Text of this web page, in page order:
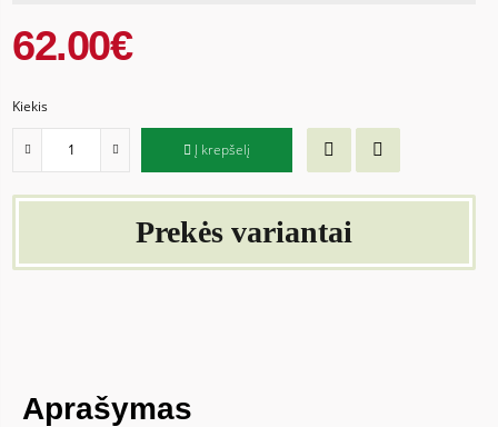
62.00€
Kiekis
Į krepšelį
Prekės variantai
Aprašymas